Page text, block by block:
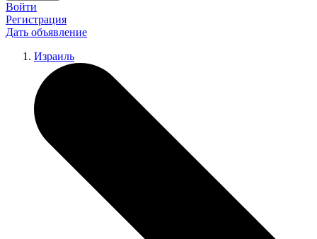
Войти
Регистрация
Дать объявление
Израиль